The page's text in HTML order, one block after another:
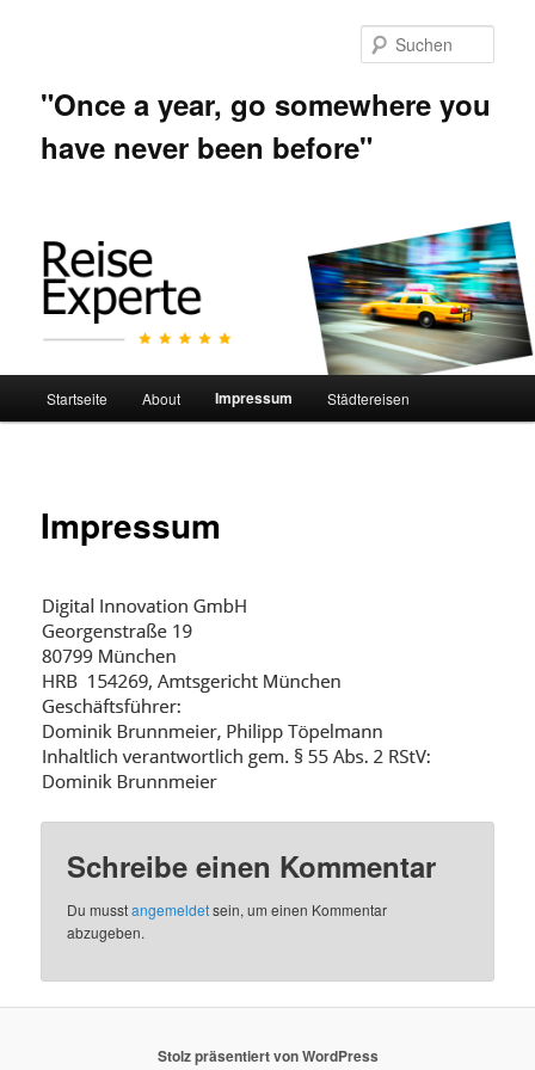
"Once a year, go somewhere you
have never been before"
Zum
Startseite About Impressum Städtereisen
Impressum
Schreibe einen Kommentar
Du musstangemeldetsein, um einen Kommentar
abzugeben.
Stolz präsentiert von WordPress